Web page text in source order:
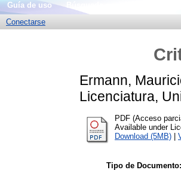
Guía de uso
Conectarse
Ermann,
Licenciatura,
PDF (Acceso
Available under
Download (5MB)
Tipo de Documento: